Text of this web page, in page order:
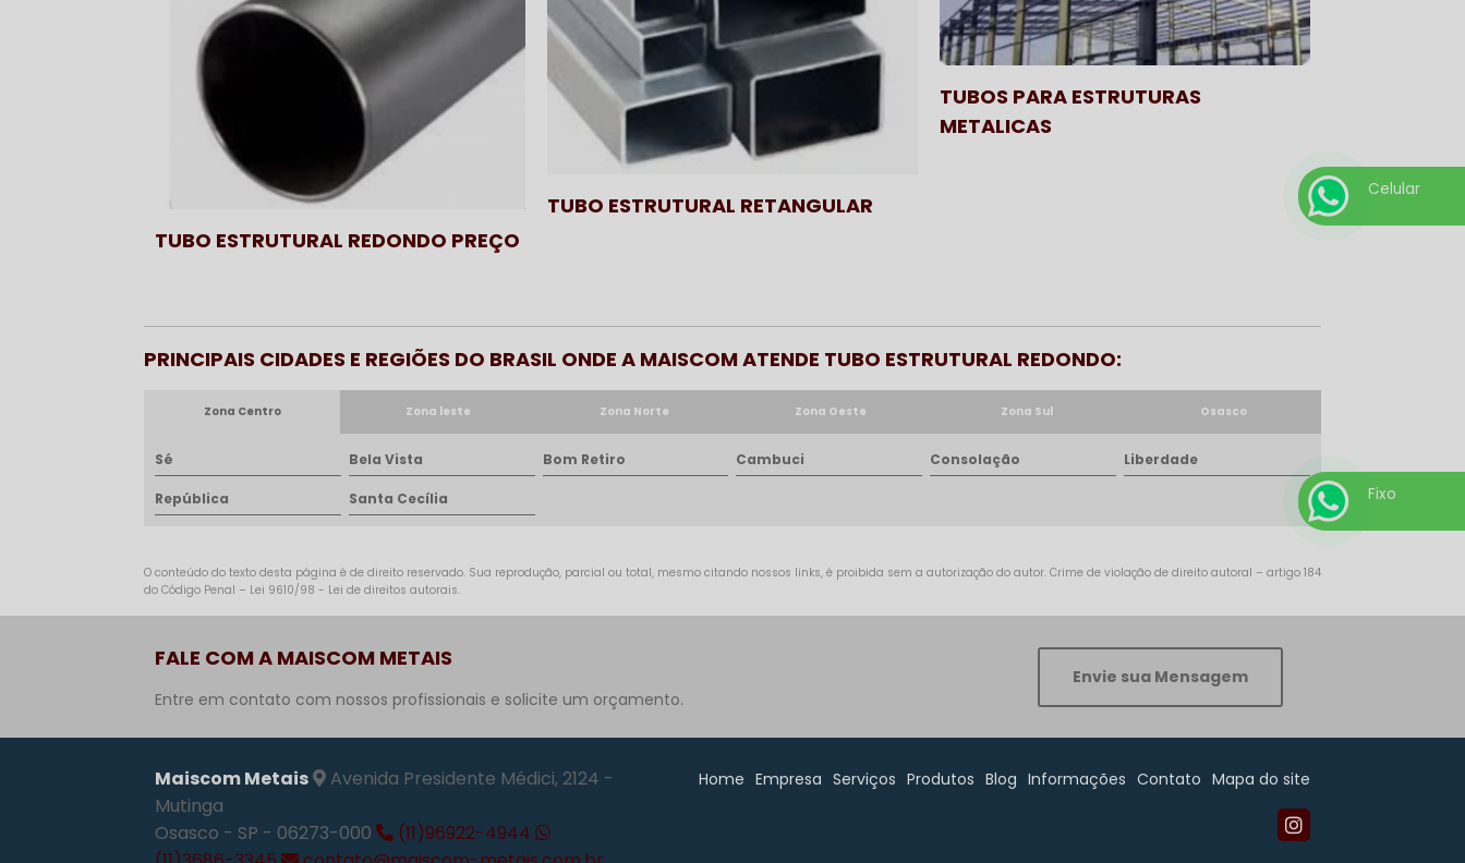
TUBO ESTRUTURAL REDONDO PREÇO
TUBO ESTRUTURAL RETANGULAR
TUBOS PARA ESTRUTURAS
METALICAS
PRINCIPAIS CIDADES E REGIÕES DO BRASIL ONDE A MAISCOM ATENDE TUBO ESTRUTURAL REDONDO:
Zona Centro Zona leste Zona Norte Zona Oeste Zona Sul Osasco
Sé Bela Vista Bom Retiro Cambuci Consolação Liberdade
República Santa Cecília
O conteúdo do texto desta página é de direito reservado. Sua reprodução, parcial ou total, mesmo citando nossos links, é proibida sem a autorização do autor. Crime de violação de direito autoral – artigo 184
do Código Penal – Lei 9610/98 - Lei de direitos autorais.
FALE COM A MAISCOM METAIS
Entre em contato com nossos profissionais e solicite um orçamento.
Envie sua Mensagem
Maiscom Metais
Avenida Presidente Médici, 2124 -
Mutinga
Osasco - SP - 06273-000
(11)96922-4944
Home Empresa Serviços Produtos Blog Informações Contato Mapa do site
Fixo
Celular